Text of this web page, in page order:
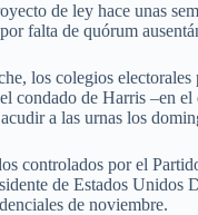
de ley hace unas
falta de quórum
los colegios
condado de Harris –en
a las urnas los
controlados por el
de Estados Unidos
de noviembre.